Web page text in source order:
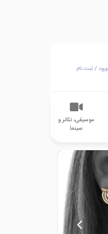
ورود / ثبت نام
موسیقی، تئاتر و
سینما